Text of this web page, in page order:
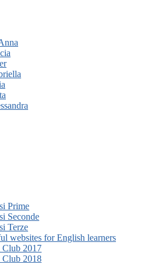
Prime
Seconde
Terze
websites for English learners
Club 2017
Club 2018